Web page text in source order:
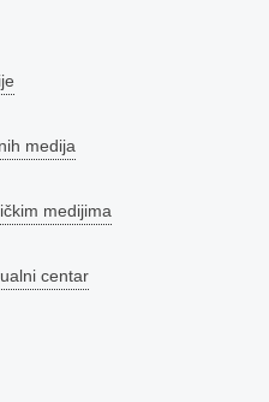
medija
medijima
centar